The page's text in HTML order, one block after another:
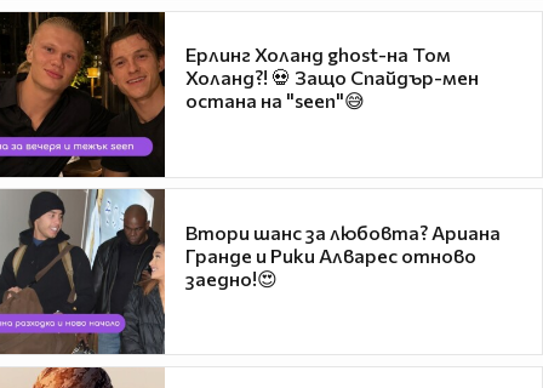
Ерлинг Холанд ghost-на Том
Холанд?! 💀 Защо Спайдър-мен
остана на "seen"😅
Втори шанс за любовта? Ариана
Гранде и Рики Алварес отново
заедно!😍